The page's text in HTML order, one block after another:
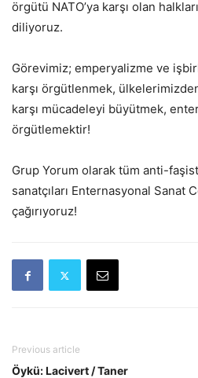
örgütü NATO’ya karşı olan
diliyoruz.
Görevimiz; emperyalizme ve
karşı örgütlenmek,
karşı mücadeleyi büyütmek,
örgütlemektir!
Grup Yorum olarak tüm anti-
sanatçıları Enternasyonal Sanat
çağırıyoruz!
Previous article
Öykü: Lacivert / Taner